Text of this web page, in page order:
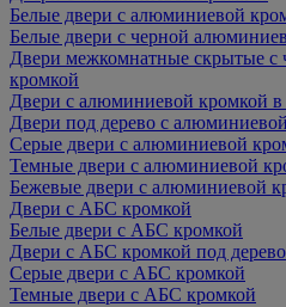
Белые двери с алюминиевой
Белые двери с черной
Двери межкомнатные скрытые с
кромкой
Двери с алюминиевой кромкой в
Двери под дерево с
Серые двери с алюминиевой
Темные двери с алюминиевой
Бежевые двери с алюминиевой
Двери с АБС кромкой
Белые двери с АБС кромкой
Двери с АБС кромкой под дерево
Серые двери с АБС кромкой
Темные двери с АБС кромкой